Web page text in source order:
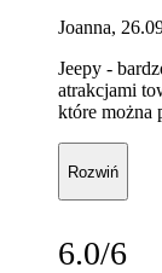
Joanna,
Jeepy -
atrakcjami
które można
Rozwiń
6.0/6